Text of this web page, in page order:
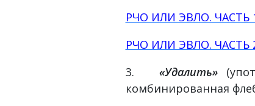
РЧО ИЛИ ЭВЛО. ЧАСТЬ
РЧО ИЛИ ЭВЛО. ЧАСТЬ
3.«Удалить»
комбинированная